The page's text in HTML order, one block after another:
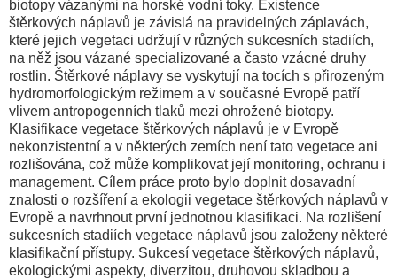
biotopy vázanými na horské vodní toky. Existence
štěrkových náplavů je závislá na pravidelných záplavách,
které jejich vegetaci udržují v různých sukcesních stadiích,
na něž jsou vázané specializované a často vzácné druhy
rostlin. Štěrkové náplavy se vyskytují na tocích s přirozeným
hydromorfologickým režimem a v současné Evropě patří
vlivem antropogenních tlaků mezi ohrožené biotopy.
Klasifikace vegetace štěrkových náplavů je v Evropě
nekonzistentní a v některých zemích není tato vegetace ani
rozlišována, což může komplikovat její monitoring, ochranu i
management. Cílem práce proto bylo doplnit dosavadní
znalosti o rozšíření a ekologii vegetace štěrkových náplavů v
Evropě a navrhnout první jednotnou klasifikaci. Na rozlišení
sukcesních stadiích vegetace náplavů jsou založeny některé
klasifikační přístupy. Sukcesí vegetace štěrkových náplavů,
ekologickými aspekty, diverzitou, druhovou skladbou a